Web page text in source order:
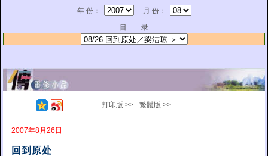
年 份：
月 份：
目 录
打印版 >> 繁體版 >>
2007年8月26日
回到原处